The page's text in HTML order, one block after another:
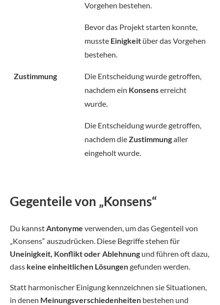
Vorgehen bestehen.
Bevor das Projekt starten konnte,
musste Einigkeit über das Vorgehen
bestehen.
Zustimmung
Die Entscheidung wurde getroffen,
nachdem ein Konsenserreicht
wurde.
Die Entscheidung wurde getroffen,
nachdem dieZustimmungaller
eingeholt wurde.
Gegenteile von „Konsens“
Du kannstAntonyme verwenden, um das Gegenteil von
„Konsens“ auszudrücken. Diese Begriffe stehen für
Uneinigkeit, Konflikt oder Ablehnung und führen oft dazu,
dass keine einheitlichen Lösungengefunden werden.
Statt harmonischer Einigung kennzeichnen sie Situationen,
in denen Meinungsverschiedenheiten bestehen und